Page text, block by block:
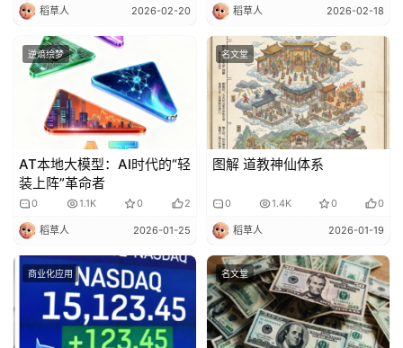
稻草人 2026-02-20 稻草人 2026-02-18
逆熵绘梦
AT本地大模型：AI时代的“轻
装上阵”革命者
0 1.1K 0 2
稻草人 2026-01-25
名文堂
图解 道教神仙体系
0 1.4K 0 0
稻草人 2026-01-19
商业化应用 名文堂